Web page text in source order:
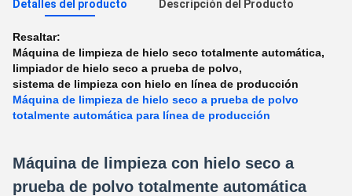
Detalles del producto Descripción del Producto
Resaltar:
Máquina de limpieza de hielo seco totalmente automática,
limpiador de hielo seco a prueba de polvo,
sistema de limpieza con hielo en línea de producción
Máquina de limpieza de hielo seco a prueba de polvo
totalmente automática para línea de producción
Máquina de limpieza con hielo seco a
prueba de polvo totalmente automática